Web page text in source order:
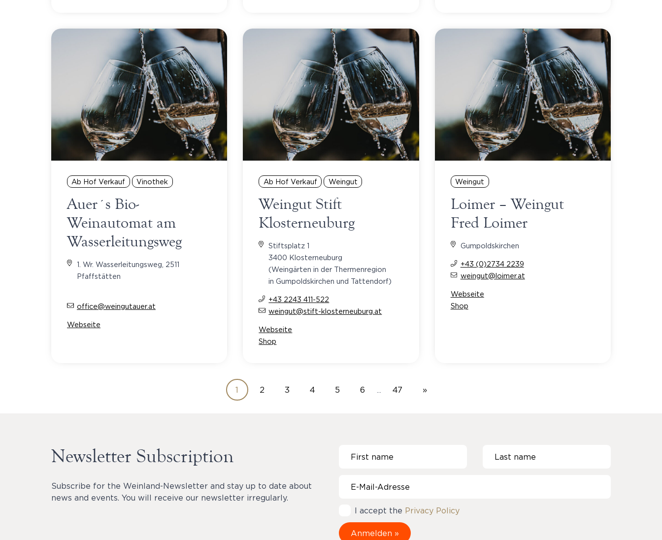
Ab Hof Verkauf Vinothek
Auer´s Bio-
Weinautomat am
Wasserleitungsweg
1. Wr. Wasserleitungsweg, 2511
Pfaffstätten
office@weingutauer.at
Webseite
Ab Hof Verkauf Weingut
Weingut Stift
Klosterneuburg
Stiftsplatz 1
3400 Klosterneuburg
(Weingärten in der Thermenregion
in Gumpoldskirchen und Tattendorf)
+43 2243 411-522
weingut@stift-klosterneuburg.at
Webseite
Shop
Weingut
Loimer – Weingut
Fred Loimer
Gumpoldskirchen
+43 (0)2734 2239
weingut@loimer.at
Webseite
Shop
1 2 3 4 5 6 47 »
Newsletter Subscription
Subscribe for the Weinland-Newsletter and stay up to date about
news and events. You will receive our newsletter irregularly.
I accept the Privacy Policy